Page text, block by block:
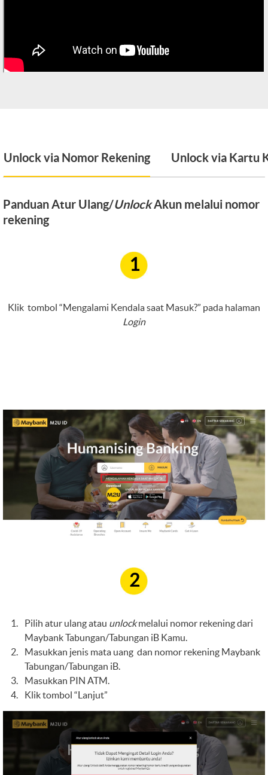
Unlock via Nomor Rekening Unlock via Kartu
Panduan Atur Ulang/UnlockAkun melalui nomor
rekening
1
Klik tombol “Mengalami Kendala saat Masuk?” pada halaman
Login
2
Pilih atur ulang atau unlockmelalui nomor rekening dari
Maybank Tabungan/Tabungan iB Kamu.
Masukkan jenis mata uang dan nomor rekening Maybank
Tabungan/Tabungan iB.
Masukkan PIN ATM.
Klik tombol “Lanjut”